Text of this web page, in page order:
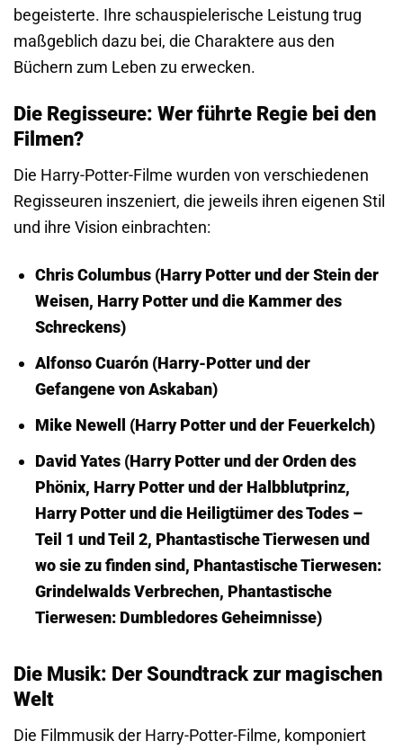
begeisterte. Ihre schauspielerische Leistung trug
maßgeblich dazu bei, die Charaktere aus den
Büchern zum Leben zu erwecken.
Die Regisseure: Wer führte Regie bei den
Filmen?
Die Harry-Potter-Filme wurden von verschiedenen
Regisseuren inszeniert, die jeweils ihren eigenen Stil
und ihre Vision einbrachten:
Chris Columbus (Harry Potter und der Stein der
Weisen, Harry Potter und die Kammer des
Schreckens)
Alfonso Cuarón (Harry-Potter und der
Gefangene von Askaban)
Mike Newell (Harry Potter und der Feuerkelch)
David Yates (Harry Potter und der Orden des
Phönix, Harry Potter und der Halbblutprinz,
Harry Potter und die Heiligtümer des Todes –
Teil 1 und Teil 2, Phantastische Tierwesen und
wo sie zu finden sind, Phantastische Tierwesen:
Grindelwalds Verbrechen, Phantastische
Tierwesen: Dumbledores Geheimnisse)
Die Musik: Der Soundtrack zur magischen
Welt
Die Filmmusik der Harry-Potter-Filme, komponiert